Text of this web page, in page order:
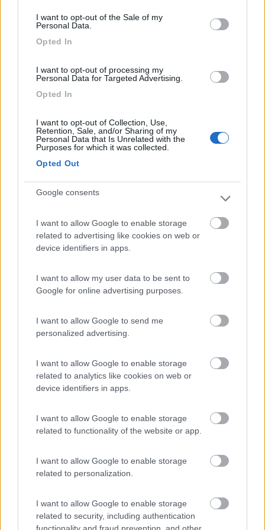
I want to opt-out of the Sale of my
Personal Data.
Opted In
I want to opt-out of processing my
Personal Data for Targeted Advertising.
Opted In
I want to opt-out of Collection, Use,
Retention, Sale, and/or Sharing of my
Personal Data that Is Unrelated with the
Purposes for which it was collected.
Opted Out
Google consents
I want to allow Google to enable storage
related to advertising like cookies on web or
device identifiers in apps.
I want to allow my user data to be sent to
Google for online advertising purposes.
I want to allow Google to send me
personalized advertising.
I want to allow Google to enable storage
related to analytics like cookies on web or
device identifiers in apps.
I want to allow Google to enable storage
related to functionality of the website or app.
I want to allow Google to enable storage
related to personalization.
I want to allow Google to enable storage
related to security, including authentication
_____________________
La vita è un viaggio,
chi viaggia vive due volte.
503
Inserito il05/05/2017
Salve Sono un papà con mamma (entrambi 41) e due figli (9 e 7 anni) e
vorremmo noleggiare un camper ad Atene (arrivo in aereo da Napoli il
...
Purtroppo CAMPER-CLUB,non ha mezzi disponibili per
quel'periodo.Esiste ancora un mezzo libero da CARAVAN-
EXPERT (
E un mezzo piccolo e datato,un WEINSEBERG METEOR 590M
http://www.caravan-web.gr/selid...
Se non te la cavi con l'inglese o il tedesco,chiamami per
parlargli.
Scusate per gli errori di ortografia,ma sono....greco e per di piu
la mia tastiera,e greca pure lei,quindi niente... accenti.